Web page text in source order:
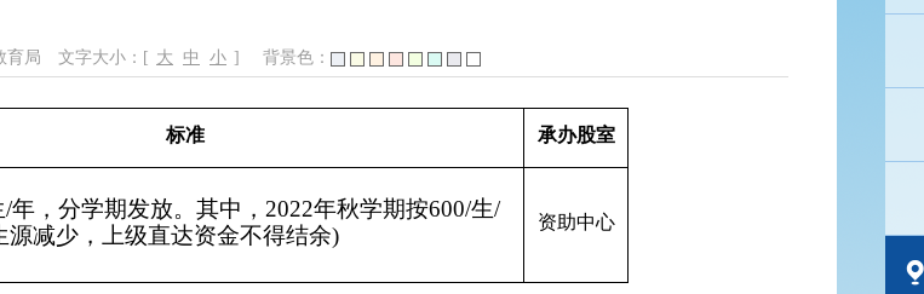
育局 文字大小：[ 大 中 小 ] 背景色：
标准 承办股室
年，分学期发放。其中，2022年秋学期按600/生/
源减少，上级直达资金不得结余)
资助中心